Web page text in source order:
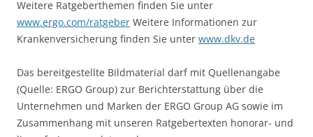
Weitere Ratgeberthemen finden Sie unter
www.ergo.com/ratgeber Weitere Informationen zur
Krankenversicherung finden Sie unter www.dkv.de
Das bereitgestellte Bildmaterial darf mit Quellenangabe
(Quelle: ERGO Group) zur Berichterstattung über die
Unternehmen und Marken der ERGO Group AG sowie im
Zusammenhang mit unseren Ratgebertexten honorar- und